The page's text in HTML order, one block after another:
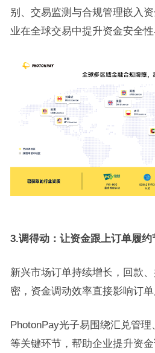
别、交易监测与合规管理嵌入
业在全球交易中提升资金安全性
3.调得动：让资金跟上订单履约
新兴市场订单持续增长，回款
密，资金调动效率直接影响订单
PhotonPay光子易围绕汇兑管
等关键环节，帮助企业提升资